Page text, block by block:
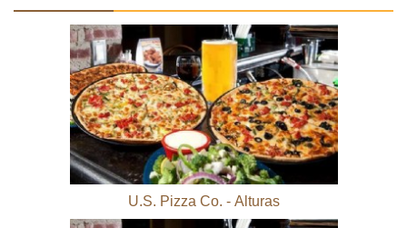
U.S. Pizza Co. - Alturas